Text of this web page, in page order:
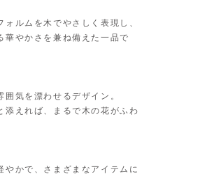
ルムを木でやさしく表現し、
華やかさを兼ね備えた一品で
気を漂わせるデザイン。
添えれば、まるで木の花がふわ
やかで、さまざまなアイテムに